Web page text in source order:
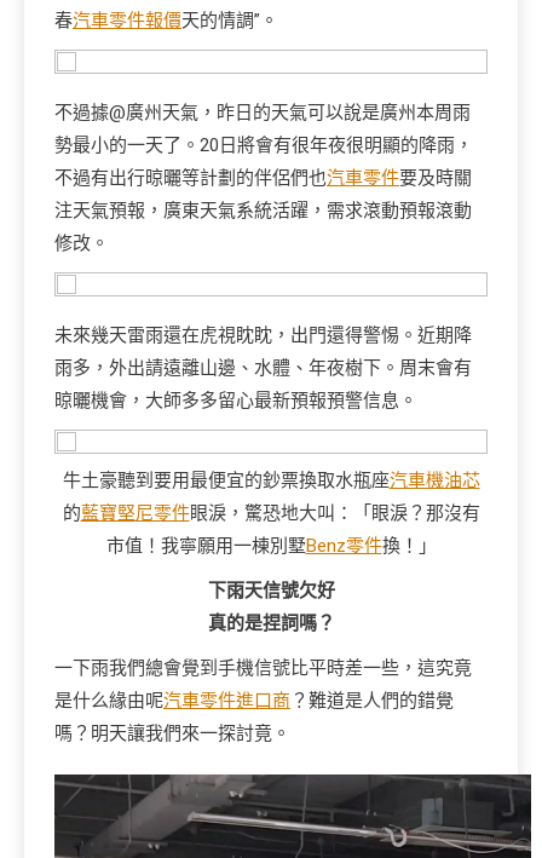
春汽車零件報價天的情調”。
不過據@廣州天氣，昨日的天氣可以說是廣州本周雨
勢最小的一天了。20日將會有很年夜很明顯的降雨，
不過有出行晾曬等計劃的伴侶們也汽車零件要及時關
注天氣預報，廣東天氣系統活躍，需求滾動預報滾動
修改。
未來幾天雷雨還在虎視眈眈，出門還得警惕。近期降
雨多，外出請遠離山邊、水體、年夜樹下。周末會有
晾曬機會，大師多多留心最新預報預警信息。
牛土豪聽到要用最便宜的鈔票換取水瓶座汽車機油芯
的藍寶堅尼零件眼淚，驚恐地大叫：「眼淚？那沒有
市值！我寧願用一棟別墅Benz零件換！」
下雨天信號欠好
真的是捏詞嗎？
一下雨我們總會覺到手機信號比平時差一些，這究竟
是什么緣由呢汽車零件進口商 ？難道是人們的錯覺
嗎？明天讓我們來一探討竟。